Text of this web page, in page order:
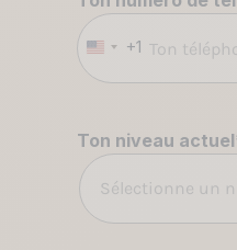
États-
Unis
+1
Ton niveau actuel
Sélectionne un